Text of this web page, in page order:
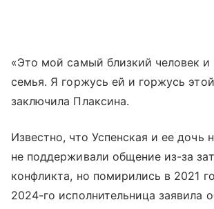
«Это мой самый близкий человек и
семья. Я горжусь ей и горжусь
заключила Плаксина.
Известно, что Успенская и ее дочь
не поддерживали общение из-за
конфликта, но помирились в 2021
2024-го исполнительница заявила